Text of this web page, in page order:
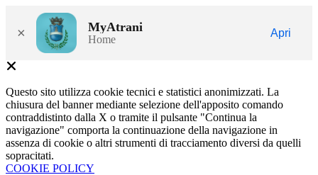
× MyAtrani
Home
Apri
Questo sito utilizza cookie tecnici e statistici anonimizzati. La
chiusura del banner mediante selezione dell'apposito comando
contraddistinto dalla X o tramite il pulsante "Continua la
navigazione" comporta la continuazione della navigazione in
assenza di cookie o altri strumenti di tracciamento diversi da quelli
sopracitati.
COOKIE POLICY